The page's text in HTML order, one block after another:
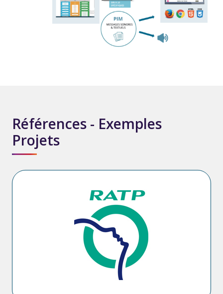
Références - Exemples
Projets
• Systèmes centraux de localisation de l’ensemble des Bus
• Système d’Information Voyageurs Ligne 14,
• Système d’aide à la maintenance du Sacem RER A,
• Systèmes centraux pour la billettique,
• Poste opérateurs radio lignes automatiques,
• Outil de gestion de configuration Symphonie.